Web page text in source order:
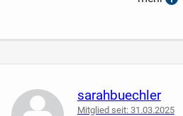
Zustand: NEU und ungebraucht,
sarahbuechler
Mitglied seit: 31.03.2025